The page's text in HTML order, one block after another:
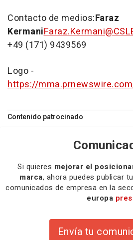
Contacto de medios:Faraz
Kermani
+49 (171) 9439569
Logo -
https://
Contenido patrocinado
Si quieres mejorar el
marca, ahora puedes publicar
comunicados de empresa en la
europa
Envía tu